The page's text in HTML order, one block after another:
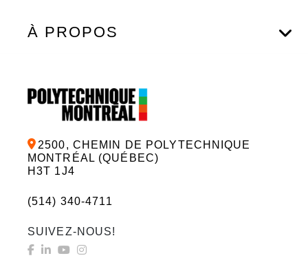
À PROPOS
2500, CHEMIN DE POLYTECHNIQUE
MONTRÉAL (QUÉBEC)
H3T 1J4
(514) 340-4711
SUIVEZ-NOUS!